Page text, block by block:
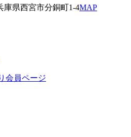
庫県西宮市分銅町1-4MAP
会員ページ